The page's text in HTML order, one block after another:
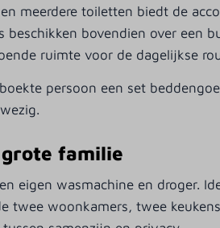
meerdere toiletten biedt de
beschikken bovendien over een
ruimte voor de dagelijkse
persoon een set
familie
eigen wasmachine en droger.
twee woonkamers, twee